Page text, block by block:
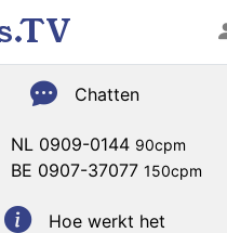
Chatten
NL 0909-0144 90cpm
BE 0907-37077 150cpm
Hoe werkt het